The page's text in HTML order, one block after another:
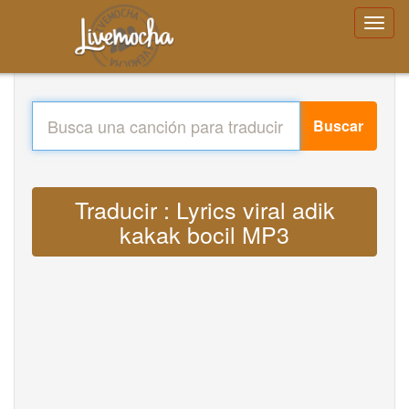
Buscar
Traducir : Lyrics viral adik
kakak bocil MP3